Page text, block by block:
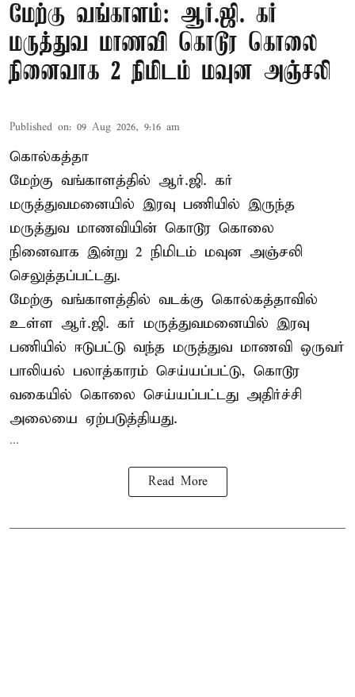
மேற்கு வங்காளம்: ஆர்.ஜி. கர்
மருத்துவ மாணவி கொடூர கொலை
நினைவாக 2 நிமிடம் மவுன அஞ்சலி
Published on: 09 Aug 2026, 9:16 am
கொல்கத்தா
மேற்கு வங்காளத்தில் ஆர்.ஜி. கர்
மருத்துவமனையில் இரவு பணியில் இருந்த
மருத்துவ மாணவியின் கொடூர கொலை
நினைவாக இன்று 2 நிமிடம் மவுன அஞ்சலி
செலுத்தப்பட்டது.
மேற்கு வங்காளத்தில் வடக்கு கொல்கத்தாவில்
உள்ள ஆர்.ஜி. கர் மருத்துவமனையில் இரவு
பணியில் ஈடுபட்டு வந்த மருத்துவ மாணவி ஒருவர்
பாலியல் பலாத்காரம் செய்யப்பட்டு, கொடூர
வகையில் கொலை செய்யப்பட்டது அதிர்ச்சி
அலையை ஏற்படுத்தியது.
...
Read More